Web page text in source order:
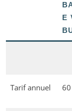
E
Tarif annuel